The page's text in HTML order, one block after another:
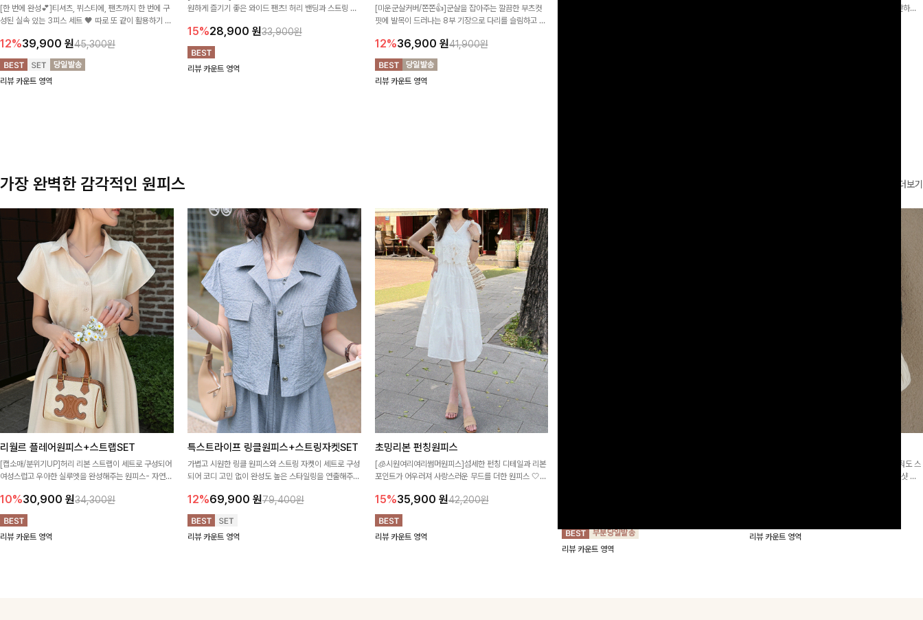
[한 번에 완성💕]티셔츠, 뷔스티에, 팬츠까지 한 번에 구
성된 실속 있는 3피스 세트 🖤 따로 또 같이 활용하기 좋
12%39,900 원45,300원
리뷰 카운트 영역
원하게 즐기기 좋은 와이드 팬츠! 허리 밴딩과 스트링 디
이드핏이 군살을 자연스럽게 커버해준답니다:)
15%28,900 원33,900원
리뷰 카운트 영역
[미운군살커버/쫀쫀👍]군살을 잡아주는 깔끔한 부츠컷
핏에 발목이 드러나는 8부 기장으로 다리를 슬림하고 길
요~!
12%36,900 원41,900원
리뷰 카운트 영역
어 핏 반바지가 함께 구성된 세트 아이템으로, 편안하면
가장 완벽한 감각적인 원피스 더보기
리월르 플레어원피스+스트랩SET
[캡소매/분위기UP]허리 리본 스트랩이 세트로 구성되어
여성스럽고 우아한 실루엣을 완성해주는 원피스- 자연스
면서도 여리한 무드로 입어져✨
10%30,900 원34,300원
리뷰 카운트 영역
특스트라이프 링클원피스+스트링자켓SET
가볍고 시원한 링클 원피스와 스트링 자켓이 세트로 구성
되어 코디 고민 없이 완성도 높은 스타일링을 연출해주는
링 디테일로 다양한 핏을 연출할 수 있어 데일리부터 여
행룩까지 멋스럽게 즐기기 좋아요 ✨
12%69,900 원79,400원
리뷰 카운트 영역
초밍리본 펀칭원피스
[🧊시원여리여리썸머원피스]섬세한 펀칭 디테일과 리본
포인트가 어우러져 사랑스러운 무드를 더한 원피스 🤍
출돼요 ✨
15%35,900 원42,200원
리뷰 카운트 영역
리뷰 카운트 영역
[고객요청재입고/2천장돌파💚]하나만 툭 착용해줘도 스
타일리시해 보이는 휘뚜루 마뚜루 아이템 ~ ! 인생샷 건
리뷰 카운트 영역